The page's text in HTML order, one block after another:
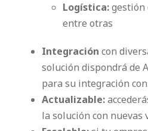
Logística:gestión
entre otras
Integración con
solución dispondrá de
para su integración
Actualizable:
la solución con nuevas